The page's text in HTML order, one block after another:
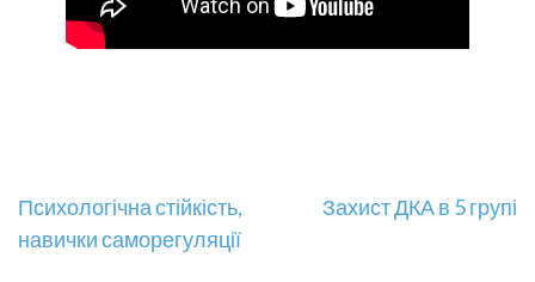
Навігація
записів
Психологічна стійкість,
навички саморегуляції
Захист ДКА в 5 групі